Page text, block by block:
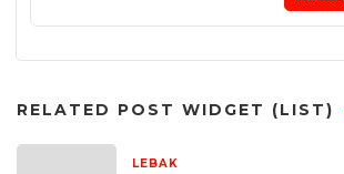
RELATED POST WIDGET (LIST)
LEBAK